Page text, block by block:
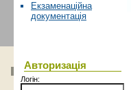
Екзаменаційна
документація
Авторизація
Логін: